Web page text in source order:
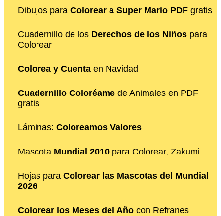
Dibujos para Colorear a Super Mario PDF gratis
Cuadernillo de los Derechos de los Niños para
Colorear
Colorea y Cuenta en Navidad
Cuadernillo Coloréame de Animales en PDF
gratis
Láminas: Coloreamos Valores
Mascota Mundial 2010 para Colorear, Zakumi
Hojas para Colorear las Mascotas del Mundial
2026
Colorear los Meses del Año con Refranes